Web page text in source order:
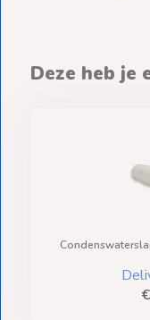
Deze heb je